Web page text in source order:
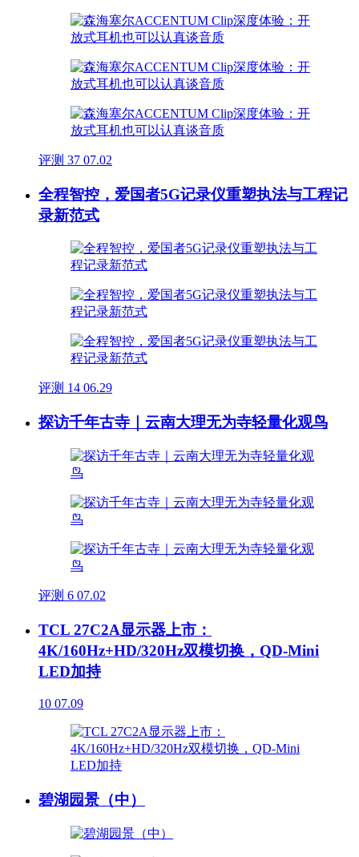
评测 37 07.02
全程智控，爱国者5G记录仪重塑执法与工程记
录新范式
评测 14 06.29
探访千年古寺｜云南大理无为寺轻量化观鸟
评测 6 07.02
TCL 27C2A显示器上市：
4K/160Hz+HD/320Hz双模切换，QD-Mini
LED加持
10 07.09
碧湖园景（中）